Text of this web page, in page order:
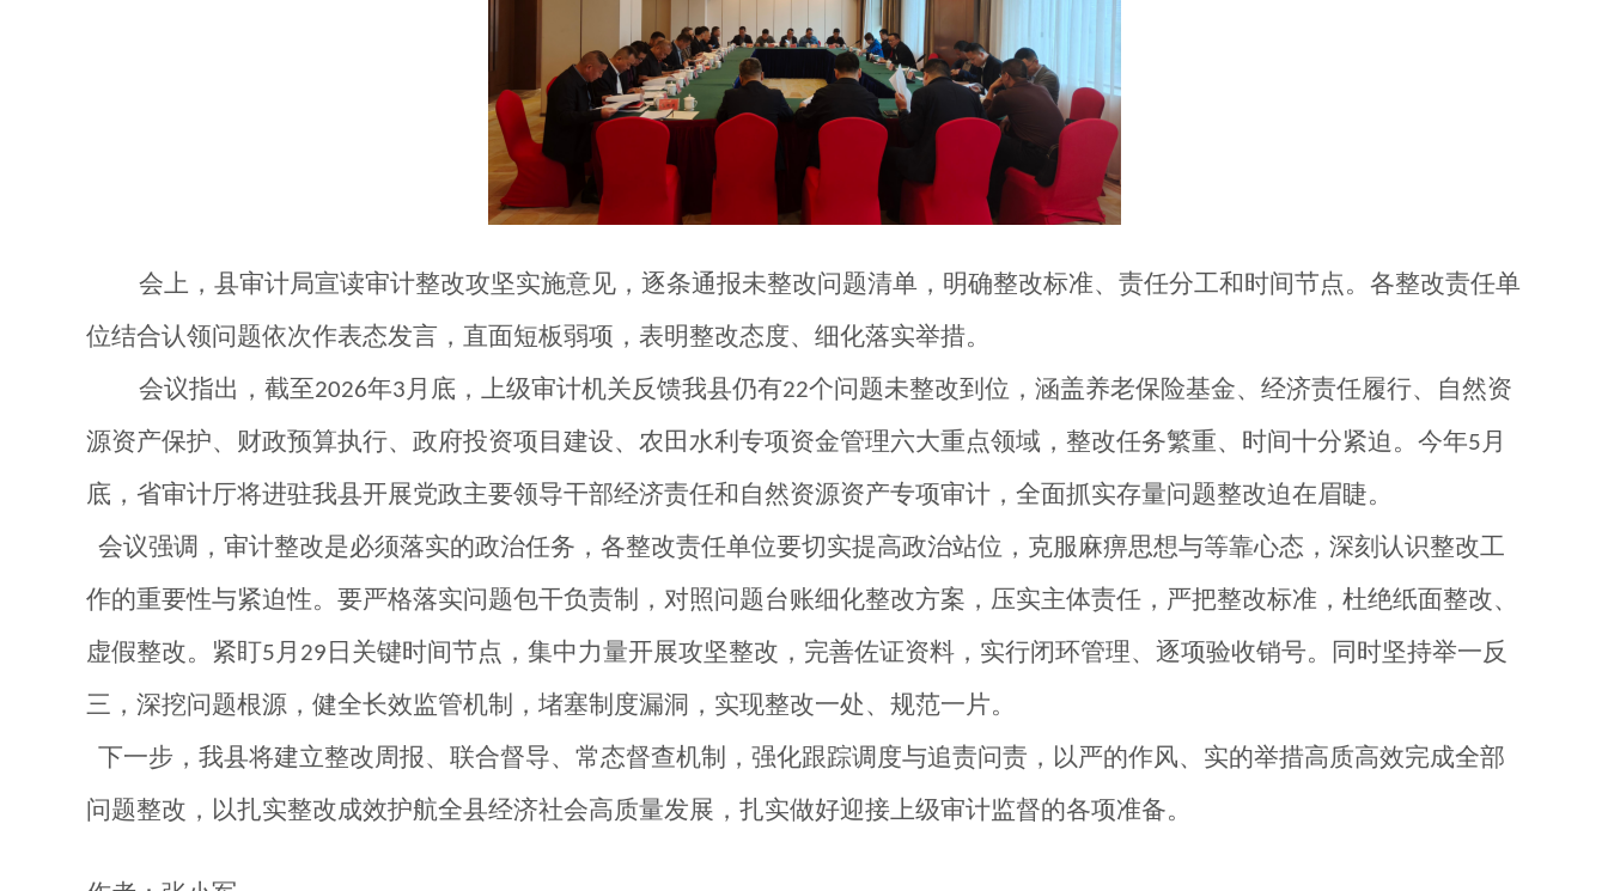
会上，县审计局宣读审计整改攻坚实施意见，逐条通报未整改问题清单，明确整改标准、责任分工和时间节点。各整改责任单
位结合认领问题依次作表态发言，直面短板弱项，表明整改态度、细化落实举措。
会议指出，截至2026年3月底，上级审计机关反馈我县仍有22个问题未整改到位，涵盖养老保险基金、经济责任履行、自然资
源资产保护、财政预算执行、政府投资项目建设、农田水利专项资金管理六大重点领域，整改任务繁重、时间十分紧迫。今年5月
底，省审计厅将进驻我县开展党政主要领导干部经济责任和自然资源资产专项审计，全面抓实存量问题整改迫在眉睫。
会议强调，审计整改是必须落实的政治任务，各整改责任单位要切实提高政治站位，克服麻痹思想与等靠心态，深刻认识整改工
作的重要性与紧迫性。要严格落实问题包干负责制，对照问题台账细化整改方案，压实主体责任，严把整改标准，杜绝纸面整改、
虚假整改。紧盯5月 29 日关键时间节点，集中力量开展攻坚整改，完善佐证资料，实行闭环管理、逐项验收销号。同时坚持举一反
三，深挖问题根源，健全长效监管机制，堵塞制度漏洞，实现整改一处、规范一片。
下一步，我县将建立整改周报、联合督导、常态督查机制，强化跟踪调度与追责问责，以严的作风、实的举措高质高效完成全部
问题整改，以扎实整改成效护航全县经济社会高质量发展，扎实做好迎接上级审计监督的各项准备。